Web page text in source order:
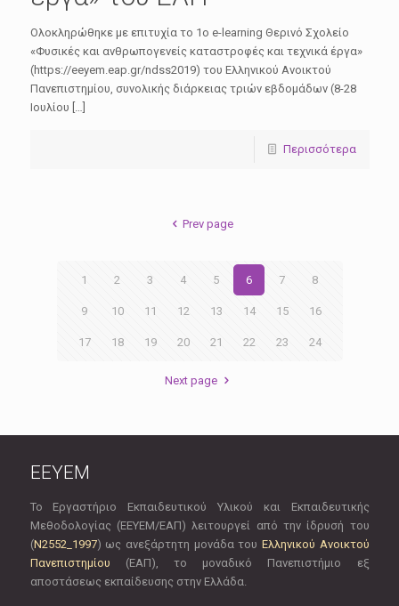
Ολοκληρώθηκε με επιτυχία το 1ο e-learning Θερινό Σχολείο
«Φυσικές και ανθρωπογενείς καταστροφές και τεχνικά έργα»
(https://eeyem.eap.gr/ndss2019) του Ελληνικού Ανοικτού
Πανεπιστημίου, συνολικής διάρκειας τριών εβδομάδων (8-28
Ιουλίου […]
Περισσότερα
Prev page
1 2 3 4 5 6 7 8
9 10 11 12 13 14 15 16
17 18 19 20 21 22 23 24
Next page
EEYEM
Το Εργαστήριο Εκπαιδευτικού Υλικού και Εκπαιδευτικής
Μεθοδολογίας (ΕΕΥΕΜ/ΕΑΠ) λειτουργεί από την ίδρυσή του
(Ν2552_1997) ως ανεξάρτητη μονάδα του Ελληνικού Ανοικτού
Πανεπιστημίου (ΕΑΠ), το μοναδικό Πανεπιστήμιο εξ
αποστάσεως εκπαίδευσης στην Ελλάδα.